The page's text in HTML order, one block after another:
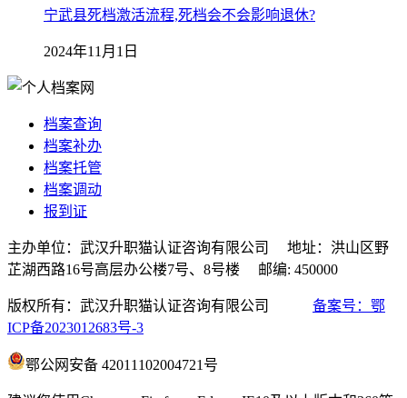
宁武县死档激活流程,死档会不会影响退休?
2024年11月1日
档案查询
档案补办
档案托管
档案调动
报到证
主办单位：武汉升职猫认证咨询有限公司 地址：洪山区野
芷湖西路16号高层办公楼7号、8号楼 邮编: 450000
版权所有：武汉升职猫认证咨询有限公司 备案号：鄂
ICP备2023012683号-3
鄂公网安备 42011102004721号